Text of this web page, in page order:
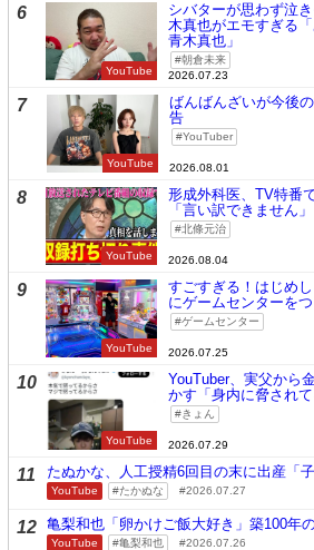
6
YouTube
シバターが思わず泣
木真也がエモすぎる
青木真也」
朝倉未来
2026.07.23
7
YouTube
ばんばんざいが今後
告
YouTuber
2026.08.01
8
YouTube
形成外科医、TV特番
「言い訳できません
北條元治
2026.08.04
9
YouTube
すごすぎる！はじめ
にゲームセンターを
ゲームセンター
2026.07.25
10
YouTube
YouTuber、実父から
かす「身内に脅されて
きょん
2026.07.29
11 たぬかな、人工授精6回目の末に出産「
YouTube たかぬな 2026.07.27
12 亀梨和也「卵かけご飯大好き」築100年
YouTube 亀梨和也 2026.07.26